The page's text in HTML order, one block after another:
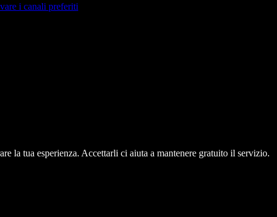
i canali preferiti
la tua esperienza. Accettarli ci aiuta a mantenere gratuito il servizio.